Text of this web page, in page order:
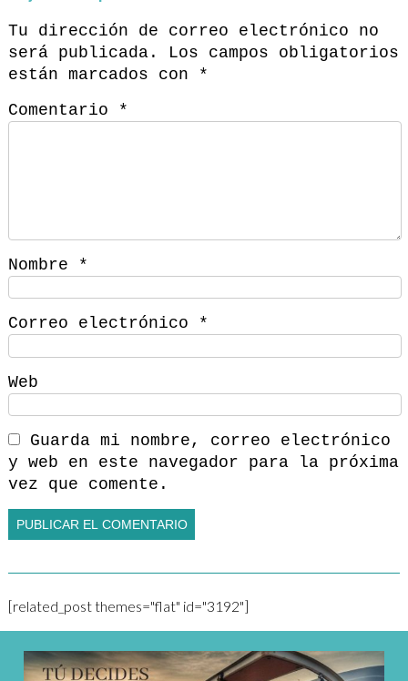
Tu dirección de correo electrónico no
será publicada.
Los campos obligatorios
están marcados con
*
Comentario
*
Nombre *
Correo electrónico *
Web
Guarda mi nombre, correo electrónico
y web en este navegador para la próxima
vez que comente.
[related_post themes="flat" id="3192"]